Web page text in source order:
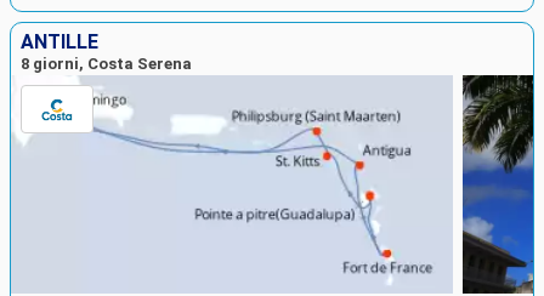
ANTILLE
8 giorni, Costa Serena